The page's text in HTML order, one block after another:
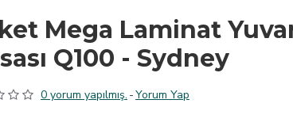
Mega Laminat
Q100 - Sydney
0 yorum yapılmış. -Yorum Yap